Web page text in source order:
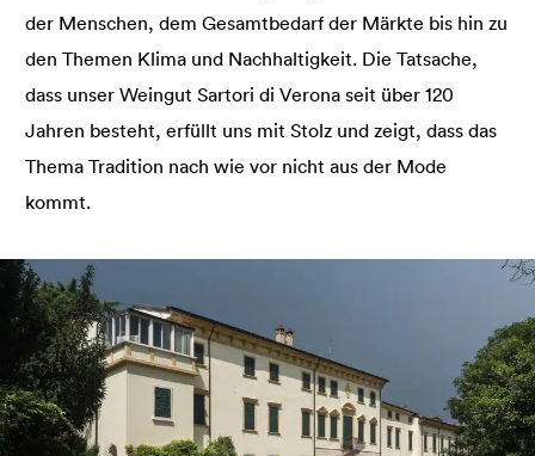
der Menschen, dem Gesamtbedarf der Märkte bis hin zu
den Themen Klima und Nachhaltigkeit. Die Tatsache,
dass unser Weingut Sartori di Verona seit über 120
Jahren besteht, erfüllt uns mit Stolz und zeigt, dass das
Thema Tradition nach wie vor nicht aus der Mode
kommt.